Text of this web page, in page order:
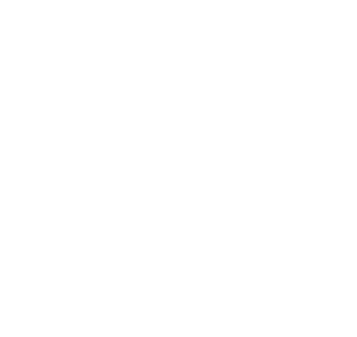
dokładności kolorów i spójności
bieli. Punkt bieli w SpectraProof jest
MYIRO1 firmy KonicaMinolta.